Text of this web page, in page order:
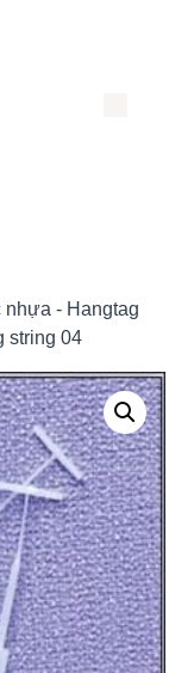
nhựa - Hangtag
string 04